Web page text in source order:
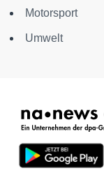
Motorsport
Umwelt